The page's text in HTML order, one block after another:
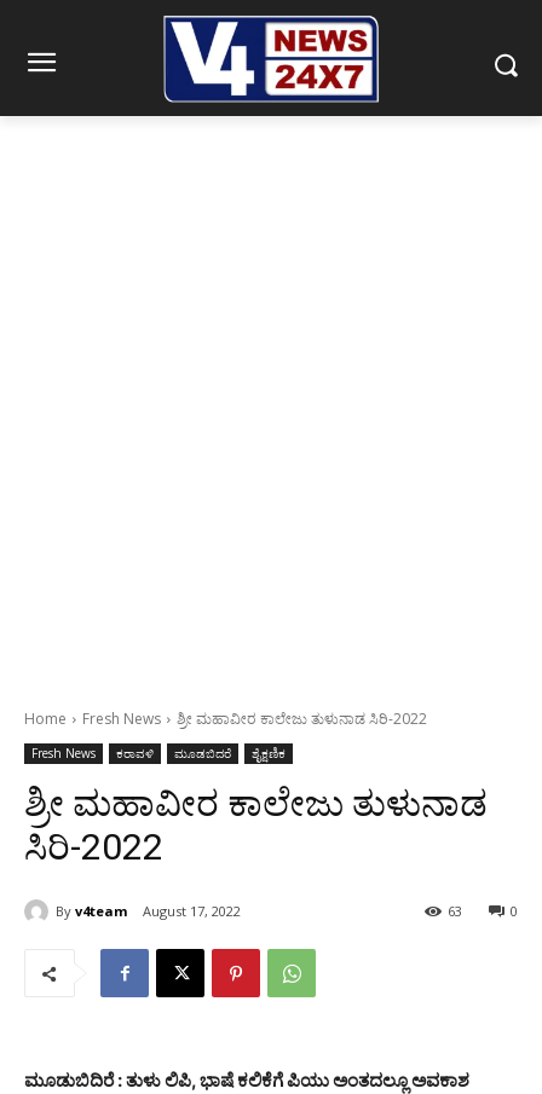
Home Fresh News ಶ್ರೀ ಮಹಾವೀರ ಕಾಲೇಜು ತುಳುನಾಡ ಸಿರಿ-2022
Fresh News ಕರಾವಳಿ ಮೂಡಬಿದರೆ ಶೈಕ್ಷಣಿಕ
ಶ್ರೀ ಮಹಾವೀರ ಕಾಲೇಜು ತುಳುನಾಡ
ಸಿರಿ-2022
By v4team August 17, 2022 0
63
ಮೂಡುಬಿದಿರೆ : ತುಳು ಲಿಪಿ, ಭಾಷೆ ಕಲಿಕೆಗೆ ಪಿಯು ಅಂತದಲ್ಲೂ ಅವಕಾಶ